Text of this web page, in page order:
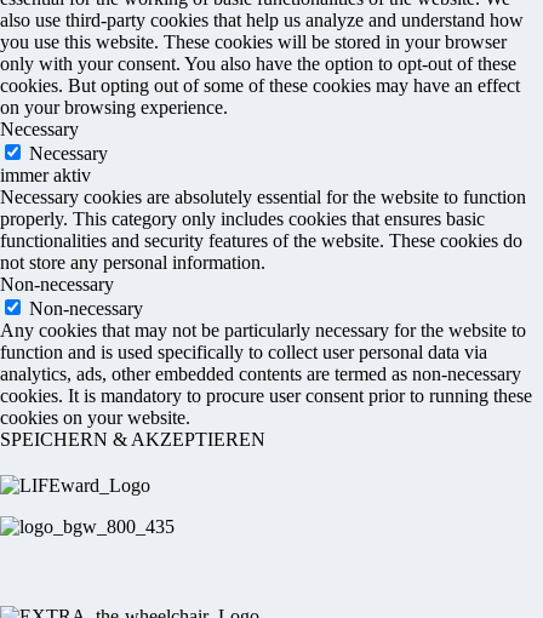
also use third-party cookies that help us analyze and understand how
you use this website. These cookies will be stored in your browser
only with your consent. You also have the option to opt-out of these
cookies. But opting out of some of these cookies may have an effect
on your browsing experience.
Necessary
Necessary
immer aktiv
Necessary cookies are absolutely essential for the website to function
properly. This category only includes cookies that ensures basic
functionalities and security features of the website. These cookies do
not store any personal information.
Non-necessary
Non-necessary
Any cookies that may not be particularly necessary for the website to
function and is used specifically to collect user personal data via
analytics, ads, other embedded contents are termed as non-necessary
cookies. It is mandatory to procure user consent prior to running these
cookies on your website.
SPEICHERN & AKZEPTIEREN